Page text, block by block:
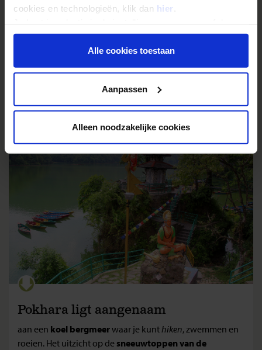
cookies en technologieën, klik dan hier
onder aan de pagina op elk gewenst moment voor de
toekomst wijzigen.Alle cookies toestaan
Aanpassen
Alleen noodzakelijke cookies
Per jeep, te voet
of in een boomstamkano kun je op zoek naar tijgers, apen,
krokodillen en neushoorns in hetChitwan Nationaal
Pokhara ligt aangenaam
aan een koel bergmeerwaar je kunt hiken, zwemmen en
roeien. Het uitzicht op de sneeuwtoppen van de